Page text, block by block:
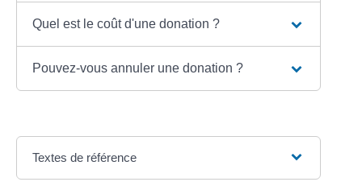
Quel est le coût d'une donation ?
Pouvez-vous annuler une donation ?
Textes de référence